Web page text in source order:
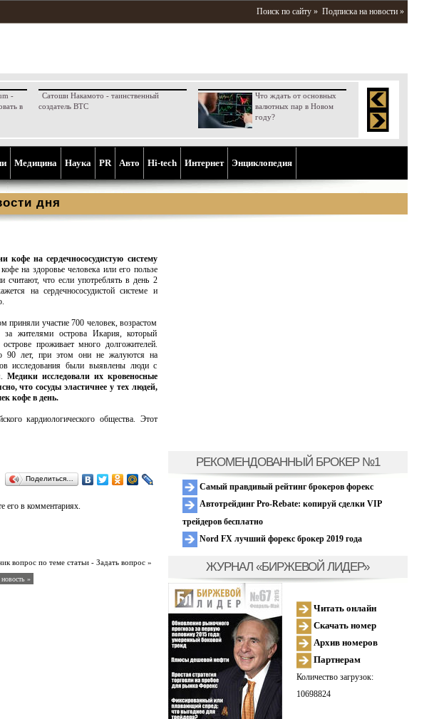
Поиск по сайту » Подписка на новости »
-
в
Сатоши Накамото - таинственный
создатель BTC
Что ждать от основных
валютных пар в Новом
году?
Медицина Наука PR Aвто Hi-tech Интернет Энциклопедия
дня
кофе на сердечнососудистую систему
на здоровье человека или его пользе
считают, что если употреблять в день 2
на сердечнососудистой системе и
приняли участие 700 человек, возрастом
жителями острова Икария, который
проживает много долгожителей.
90 лет, при этом они не жалуются на
исследования были выявлены люди с
Медики исследовали их кровеносные
что сосуды эластичнее у тех людей,
кофе в день.
кардиологического общества. Этот
Поделиться…
его в комментариях.
вопрос по теме статьи - Задать вопрос »
»
РЕКОМЕНДОВАННЫЙ БРОКЕР №1
Самый правдивый рейтинг брокеров форекс
Автотрейдинг Pro-Rebate: копируй сделки VIP
трейдеров бесплатно
Nord FX лучший форекс брокер 2019 года
ЖУРНАЛ «БИРЖЕВОЙ ЛИДЕР»
Читать онлайн
Скачать номер
Архив номеров
Партнерам
Количество загрузок:
10698824